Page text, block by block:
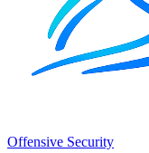
Offensive Security